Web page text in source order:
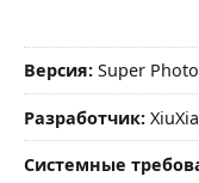
Версия: Super
Разработчик:
Системные